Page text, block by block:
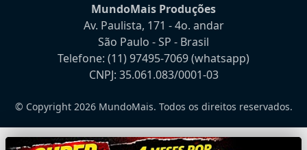
MundoMais Produções
Av. Paulista, 171 - 4o. andar
São Paulo - SP - Brasil
Telefone: (11) 97495-7069(whatsapp)
CNPJ: 35.061.083/0001-03
© Copyright 2026 MundoMais. Todos os direitos reservados.